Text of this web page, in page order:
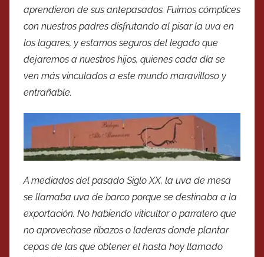
aprendieron de sus antepasados. Fuimos cómplices
con nuestros padres disfrutando al pisar la uva en
los lagares, y estamos seguros del legado que
dejaremos a nuestros hijos, quienes cada día se
ven más vinculados a este mundo maravilloso y
entrañable.
A mediados del pasado Siglo XX, la uva de mesa
se llamaba uva de barco porque se destinaba a la
exportación. No habiendo viticultor o parralero que
no aprovechase ribazos o laderas donde plantar
cepas de las que obtener el hasta hoy llamado